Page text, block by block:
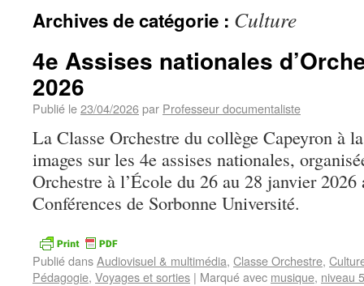
Archives de catégorie : Culture
4e Assises nationales
2026
Publié le23/04/2026par Professeur documentaliste
La Classe Orchestre du collège Capeyron à
images sur les 4e assises nationales,
Orchestre à l’École du 26 au 28 janvier
Conférences de Sorbonne Université.
Publié dansAudiovisuel & multimédia, Classe Orchestre,
Pédagogie, Voyages et sorties | Marqué avec musique, niveau